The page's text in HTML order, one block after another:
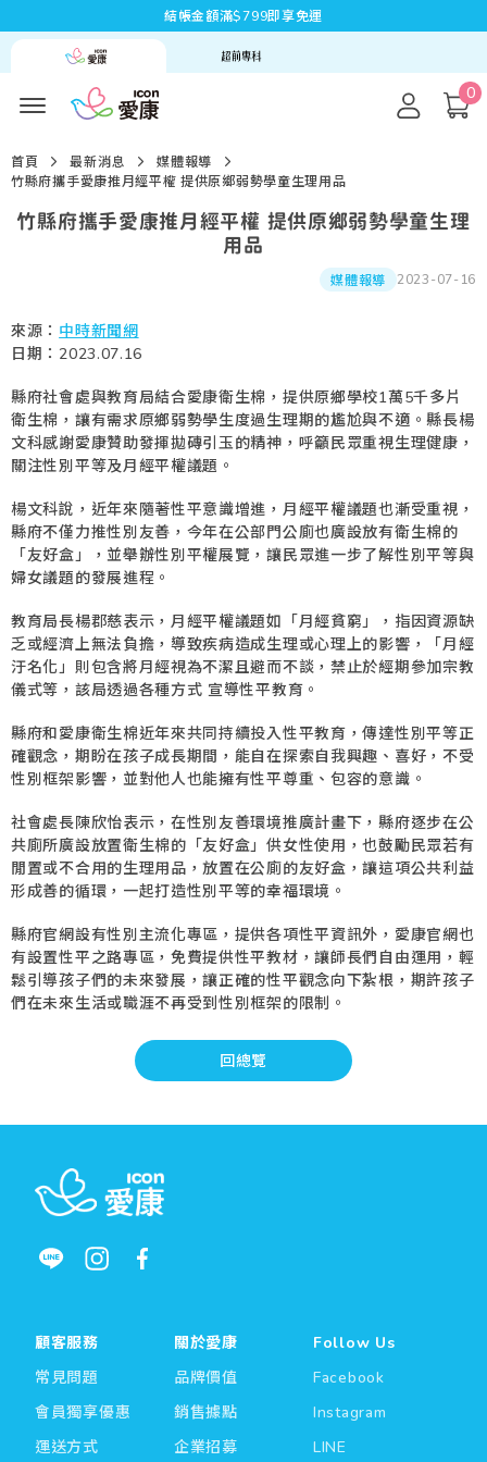
結帳金額滿$799即享免運
0
首頁 最新消息
媒體報導
竹縣府攜手愛康推月經平權 提供原鄉弱勢學童生理用品
竹縣府攜手愛康推月經平權 提供原鄉弱勢學童生理
用品
媒體報導 2023-07-16
來源： 中時新聞網
日期：2023.07.16
縣府社會處與教育局結合愛康衛生棉，提供原鄉學校1萬5千多片
衛生棉，讓有需求原鄉弱勢學生度過生理期的尷尬與不適。縣長楊
文科感謝愛康贊助發揮拋磚引玉的精神，呼籲民眾重視生理健康，
關注性別平等及月經平權議題。
楊文科說，近年來隨著性平意識增進，月經平權議題也漸受重視，
縣府不僅力推性別友善，今年在公部門公廁也廣設放有衛生棉的
「友好盒」，並舉辦性別平權展覽，讓民眾進一步了解性別平等與
婦女議題的發展進程。
教育局長楊郡慈表示，月經平權議題如「月經貧窮」，指因資源缺
乏或經濟上無法負擔，導致疾病造成生理或心理上的影響，「月經
汙名化」則包含將月經視為不潔且避而不談，禁止於經期參加宗教
儀式等，該局透過各種方式 宣導性平教育。
縣府和愛康衛生棉近年來共同持續投入性平教育，傳達性別平等正
確觀念，期盼在孩子成長期間，能自在探索自我興趣、喜好，不受
性別框架影響，並對他人也能擁有性平尊重、包容的意識。
社會處長陳欣怡表示，在性別友善環境推廣計畫下，縣府逐步在公
共廁所廣設放置衛生棉的「友好盒」供女性使用，也鼓勵民眾若有
閒置或不合用的生理用品，放置在公廁的友好盒，讓這項公共利益
形成善的循環，一起打造性別平等的幸福環境。
縣府官網設有性別主流化專區，提供各項性平資訊外，愛康官網也
有設置性平之路專區，免費提供性平教材，讓師長們自由運用，輕
鬆引導孩子們的未來發展，讓正確的性平觀念向下紮根，期許孩子
們在未來生活或職涯不再受到性別框架的限制。
回總覽
顧客服務
常見問題
會員獨享優惠
運送方式
關於愛康
品牌價值
銷售據點
企業招募
Follow Us
Facebook
Instagram
LINE